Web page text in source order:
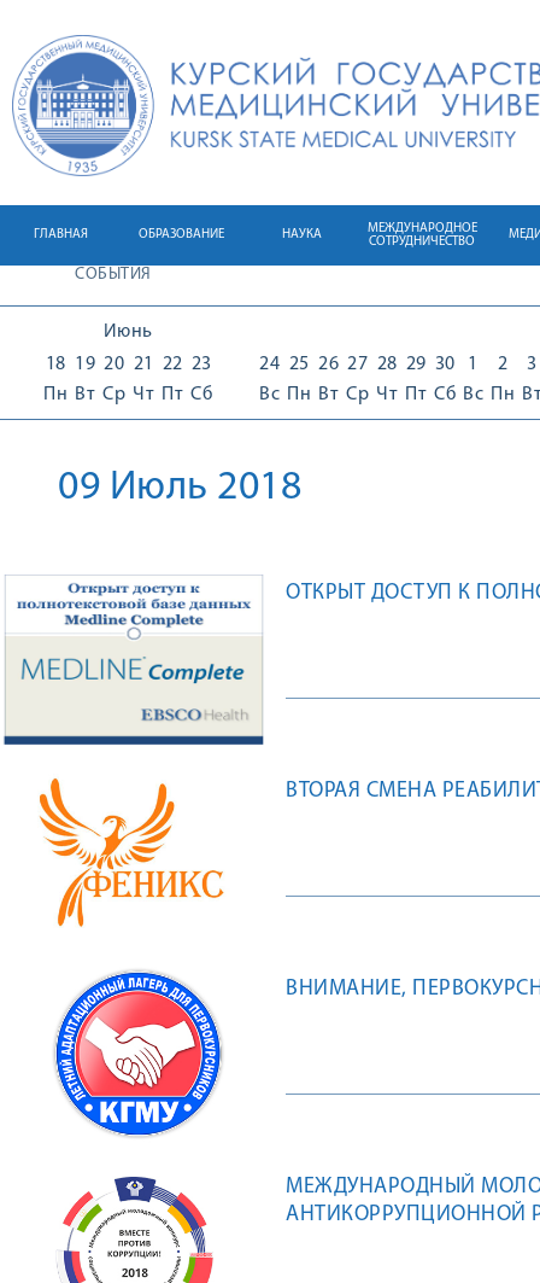
ГЛАВНАЯ ОБРАЗОВАНИЕ НАУКА
МЕЖДУНАРОДНОЕ
СОТРУДНИЧЕСТВО
СОБЫТИЯ
Июнь
18
Пн
19
Вт
20
Ср
21
Чт
22
Пт
23
Сб
24
Вс
25
Пн
26
Вт
27
Ср
28
Чт
29
Пт
30
Сб
1
Вс
2
Пн
3
09 Июль 2018
ОТКРЫТ ДОСТУП К
ВТОРАЯ СМЕНА
ВНИМАНИЕ,
МЕЖДУНАРОДНЫЙ
АНТИКОРРУПЦИОННОЙ